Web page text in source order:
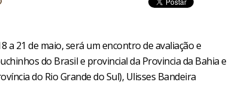
a 21 de maio, será um encontro de avaliação e
do Brasil e provincial da Provincia da Bahia e
do Rio Grande do Sul), Ulisses Bandeira